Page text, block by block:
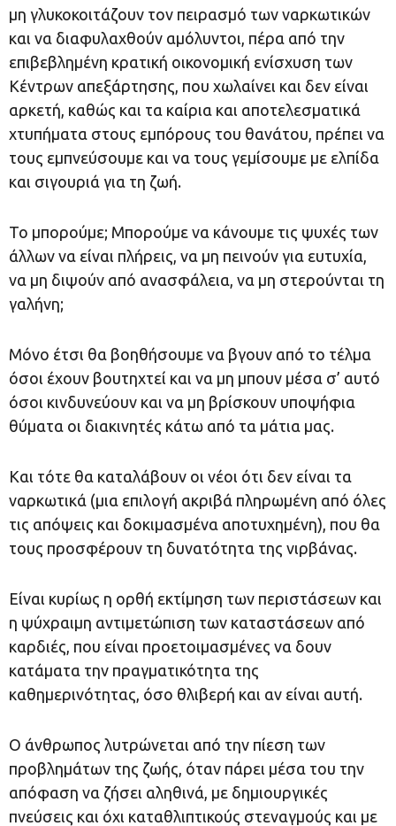
μη γλυκοκοιτάζουν τον πειρασμό των ναρκωτικών
και να διαφυλαχθούν αμόλυντοι, πέρα από την
επιβεβλημένη κρατική οικονομική ενίσχυση των
Κέντρων απεξάρτησης, που χωλαίνει και δεν είναι
αρκετή, καθώς και τα καίρια και αποτελεσματικά
χτυπήματα στους εμπόρους του θανάτου, πρέπει να
τους εμπνεύσουμε και να τους γεμίσουμε με ελπίδα
και σιγουριά για τη ζωή.
Το μπορούμε; Μπορούμε να κάνουμε τις ψυχές των
άλλων να είναι πλήρεις, να μη πεινούν για ευτυχία,
να μη διψούν από ανασφάλεια, να μη στερούνται τη
γαλήνη;
Μόνο έτσι θα βοηθήσουμε να βγουν από το τέλμα
όσοι έχουν βουτηχτεί και να μη μπουν μέσα σ’ αυτό
όσοι κινδυνεύουν και να μη βρίσκουν υποψήφια
θύματα οι διακινητές κάτω από τα μάτια μας.
Και τότε θα καταλάβουν οι νέοι ότι δεν είναι τα
ναρκωτικά (μια επιλογή ακριβά πληρωμένη από όλες
τις απόψεις και δοκιμασμένα αποτυχημένη), που θα
τους προσφέρουν τη δυνατότητα της νιρβάνας.
Είναι κυρίως η ορθή εκτίμηση των περιστάσεων και
η ψύχραιμη αντιμετώπιση των καταστάσεων από
καρδιές, που είναι προετοιμασμένες να δουν
κατάματα την πραγματικότητα της
καθημερινότητας, όσο θλιβερή και αν είναι αυτή.
Ο άνθρωπος λυτρώνεται από την πίεση των
προβλημάτων της ζωής, όταν πάρει μέσα του την
απόφαση να ζήσει αληθινά, με δημιουργικές
πνεύσεις και όχι καταθλιπτικούς στεναγμούς και με